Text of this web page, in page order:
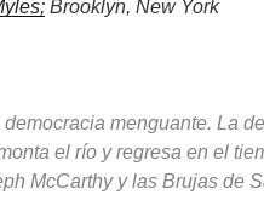
Brooklyn, New York
menguante. La
el río y regresa en el
McCarthy y las Brujas de